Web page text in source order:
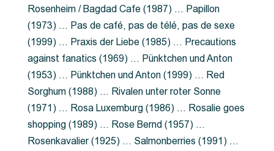
Rosenheim / Bagdad Cafe (1987) … Papillon
(1973) … Pas de café, pas de télé, pas de sexe
(1999) … Praxis der Liebe (1985) … Precautions
against fanatics (1969) … Pünktchen und Anton
(1953) … Pünktchen und Anton (1999) … Red
Sorghum (1988) … Rivalen unter roter Sonne
(1971) … Rosa Luxemburg (1986) … Rosalie goes
shopping (1989) … Rose Bernd (1957) …
Rosenkavalier (1925) … Salmonberries (1991) …